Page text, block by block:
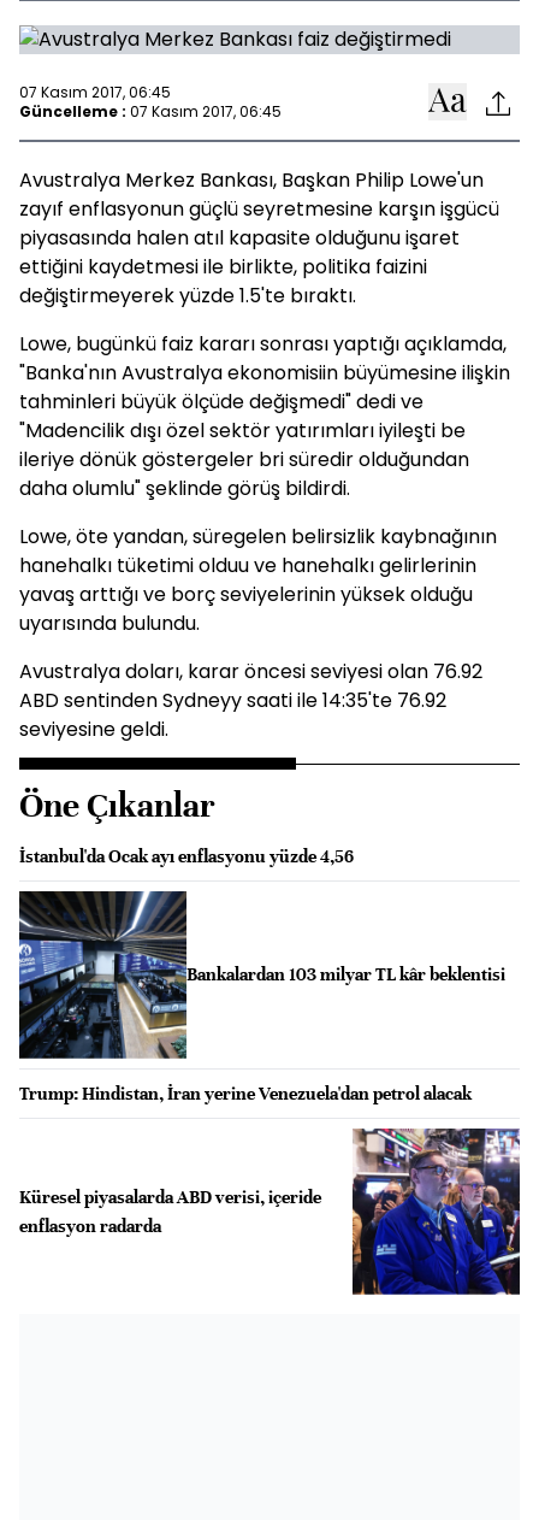
07 Kasım 2017, 06:45
Güncelleme : 07 Kasım 2017, 06:45
Avustralya Merkez Bankası, Başkan Philip Lowe'un
zayıf enflasyonun güçlü seyretmesine karşın işgücü
piyasasında halen atıl kapasite olduğunu işaret
ettiğini kaydetmesi ile birlikte, politika faizini
değiştirmeyerek yüzde 1.5'te bıraktı.
Lowe, bugünkü faiz kararı sonrası yaptığı açıklamda,
"Banka'nın Avustralya ekonomisiin büyümesine ilişkin
tahminleri büyük ölçüde değişmedi" dedi ve
"Madencilik dışı özel sektör yatırımları iyileşti be
ileriye dönük göstergeler bri süredir olduğundan
daha olumlu" şeklinde görüş bildirdi.
Lowe, öte yandan, süregelen belirsizlik kaybnağının
hanehalkı tüketimi olduu ve hanehalkı gelirlerinin
yavaş arttığı ve borç seviyelerinin yüksek olduğu
uyarısında bulundu.
Avustralya doları, karar öncesi seviyesi olan 76.92
ABD sentinden Sydneyy saati ile 14:35'te 76.92
seviyesine geldi.
Öne Çıkanlar
İstanbul'da Ocak ayı enflasyonu yüzde 4,56
Bankalardan 103 milyar TL kâr beklentisi
Trump: Hindistan, İran yerine Venezuela'dan petrol alacak
Küresel piyasalarda ABD verisi, içeride
enflasyon radarda